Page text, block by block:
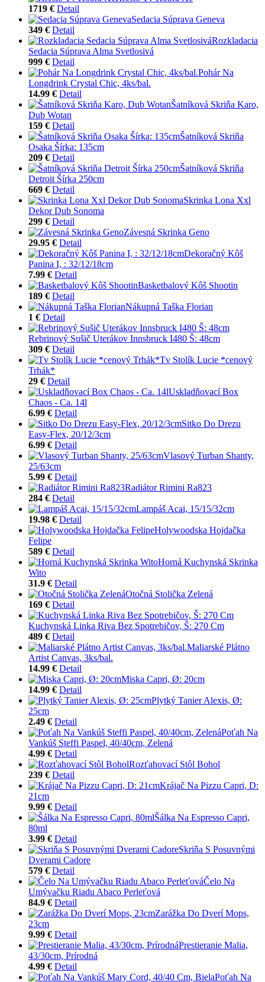
1719 € Detail
Sedacia Súprava Geneva
349 € Detail
Rozkladacia
Sedacia Súprava Alma Svetlosivá
999 € Detail
Pohár Na
Longdrink Crystal Chic, 4ks/bal.
14.99 € Detail
Šatníková Skriňa Karo,
Dub Wotan
159 € Detail
Šatníková Skriňa
Osaka Šírka: 135cm
209 € Detail
Šatníková Skriňa
Detroit Šírka 250cm
669 € Detail
Skrinka Lona Xxl
Dekor Dub Sonoma
299 € Detail
Závesná Skrinka Geno
29.95 € Detail
Dekoračný Kôš
Panina I, : 32/12/18cm
7.99 € Detail
Basketbalový Kôš Shootin
189 € Detail
Nákupná Taška Florian
1 € Detail
Rebrinový Sušič Uterákov Innsbruck I480 Š: 48cm
309 € Detail
Tv Stolík Lucie *cenový
Trhák*
29 € Detail
Uskladňovací Box
Chaos - Ca. 14l
6.99 € Detail
Sitko Do Drezu
Easy-Flex, 20/12/3cm
6.99 € Detail
Vlasový Turban Shanty,
25/63cm
5.99 € Detail
Radiátor Rimini Ra823
284 € Detail
Lampáš Acai, 15/15/32cm
19.98 € Detail
Holywoodska Hojdačka
Felipe
589 € Detail
Horná Kuchynská Skrinka
Wito
31.9 € Detail
Otočná Stolička Zelená
169 € Detail
Kuchynská Linka Riva Bez Spotrebičov, Š: 270 Cm
489 € Detail
Maliarské Plátno
Artist Canvas, 3ks/bal.
14.99 € Detail
Miska Capri, Ø: 20cm
14.99 € Detail
Plytký Tanier Alexis, Ø:
25cm
2.49 € Detail
Poťah Na
Vankúš Steffi Paspel, 40/40cm, Zelená
4.99 € Detail
Rozťahovací Stôl Bohol
239 € Detail
Krájač Na Pizzu Capri, D:
21cm
9.99 € Detail
Šálka Na Espresso Capri,
80ml
3.99 € Detail
Skriňa S Posuvnými
Dverami Cadore
579 € Detail
Čelo Na
Umývačku Riadu Abaco Perleťová
84.9 € Detail
Zarážka Do Dverí Mops,
23cm
9.99 € Detail
Prestieranie Malia,
43/30cm, Prírodná
4.99 € Detail
Poťah Na